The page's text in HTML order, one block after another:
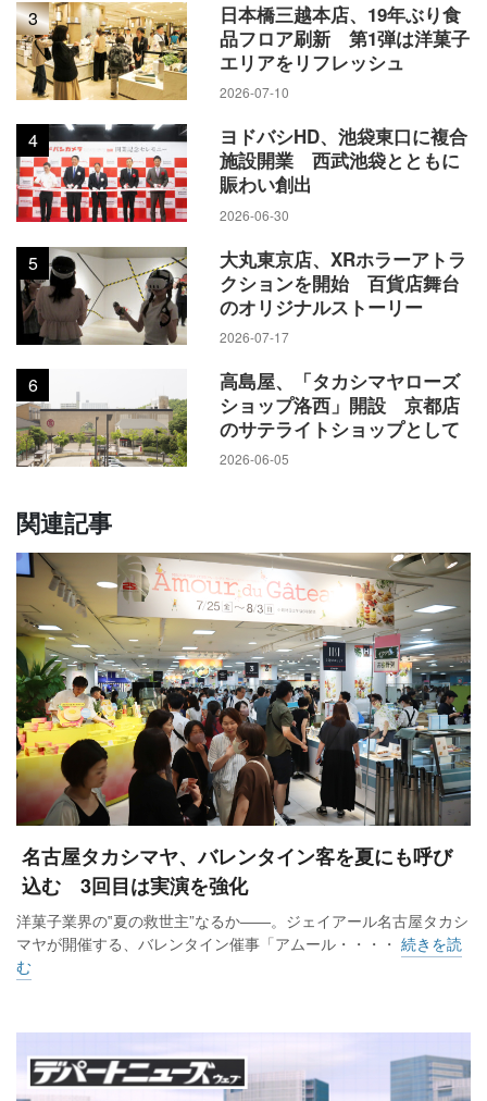
ートも販売する
11階特設会場の催事「アムール・デュ・ショコラ」でも同じ
商品を販売しているが、自販機の方は販売員の説明やブラン
ドの袋がなく、現金で支払う際の利便性も考慮し、価格の端
数を切り捨てた。例えば、スモール ベア リタは税込み2916円
のところを2900円、ハートタブレット2種は同1620円のところ
を1600円としている。
新宿店は昨年8月から3カ月間、同じ場所にマスクの自動販売
機を置いていた。「駅からすぐの場所にあるので、便利だ」
という声が多くの客から寄せられ、設置から時間が経つにつ
れて認知度が上昇。拡販に繋がった。これを新しい販売方法
としてさらに活用できないかと考え、バレンタインデーのチ
ョコレートに照準を合わせた。
たり、対面場所にはビニールシートを設置するなどコロナ対
策を講じてはいるが、それでも行列や混雑を避けたい人のた
めの買い物方法として訴求する。
3
日本橋三越本店、19年ぶり食
品フロア刷新 第1弾は洋菓子
エリアをリフレッシュ
2026-07-10
4
ヨドバシHD、池袋東口に複合
施設開業 西武池袋とともに
賑わい創出
2026-06-30
5
大丸東京店、XRホラーアトラ
クションを開始 百貨店舞台
のオリジナルストーリー
2026-07-17
6
高島屋、「タカシマヤローズ
ショップ洛西」開設 京都店
のサテライトショップとして
2026-06-05
関連記事
名古屋タカシマヤ、バレンタイン客を夏にも呼び
込む 3回目は実演を強化
洋菓子業界の‟夏の救世主”なるか――。ジェイアール名古屋タカシ
マヤが開催する、バレンタイン催事「アムール・・・・ 続きを読
む